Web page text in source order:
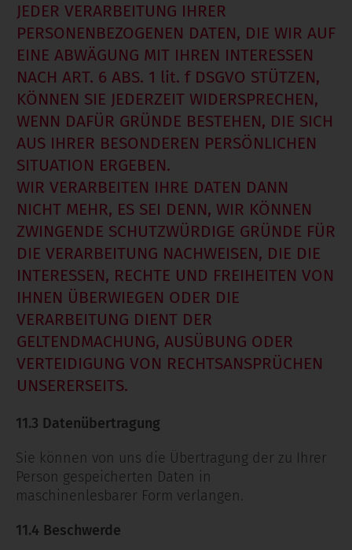
JEDER VERARBEITUNG IHRER
PERSONENBEZOGENEN DATEN, DIE WIR AUF
EINE ABWÄGUNG MIT IHREN INTERESSEN
NACH ART. 6 ABS. 1 lit. f DSGVO STÜTZEN,
KÖNNEN SIE JEDERZEIT WIDERSPRECHEN,
WENN DAFÜR GRÜNDE BESTEHEN, DIE SICH
AUS IHRER BESONDEREN PERSÖNLICHEN
SITUATION ERGEBEN.
WIR VERARBEITEN IHRE DATEN DANN
NICHT MEHR, ES SEI DENN, WIR KÖNNEN
ZWINGENDE SCHUTZWÜRDIGE GRÜNDE FÜR
DIE VERARBEITUNG NACHWEISEN, DIE DIE
INTERESSEN, RECHTE UND FREIHEITEN VON
IHNEN ÜBERWIEGEN ODER DIE
VERARBEITUNG DIENT DER
GELTENDMACHUNG, AUSÜBUNG ODER
VERTEIDIGUNG VON RECHTSANSPRÜCHEN
UNSERERSEITS.
11.3 Datenübertragung
Sie können von uns die Übertragung der zu Ihrer
Person gespeicherten Daten in
maschinenlesbarer Form verlangen.
11.4 Beschwerde